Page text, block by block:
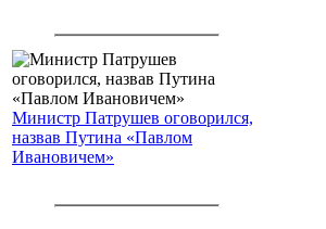
Министр Патрушев оговорился,
назвав Путина «Павлом
Ивановичем»